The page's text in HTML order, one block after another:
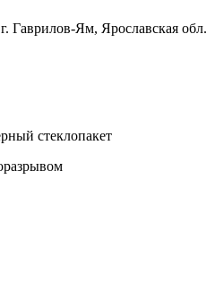
Гаврилов-Ям, Ярославская обл.
стеклопакет